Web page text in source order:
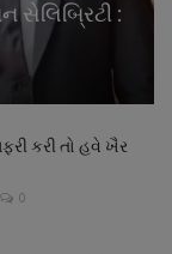
સેલિબ્રિટી :
કરી તો હવે ખૈર
0